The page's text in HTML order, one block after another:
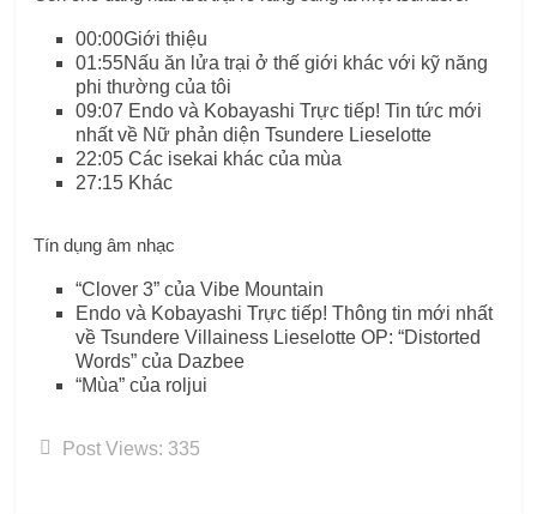
00:00Giới thiệu
01:55Nấu ăn lửa trại ở thế giới khác với kỹ năng
phi thường của tôi
09:07 Endo và Kobayashi Trực tiếp! Tin tức mới
nhất về Nữ phản diện Tsundere Lieselotte
22:05 Các isekai khác của mùa
27:15 Khác
Tín dụng âm nhạc
“Clover 3” của Vibe Mountain
Endo và Kobayashi Trực tiếp! Thông tin mới nhất
về Tsundere Villainess Lieselotte OP: “Distorted
Words” của Dazbee
“Mùa” của roljui
Post Views: 335